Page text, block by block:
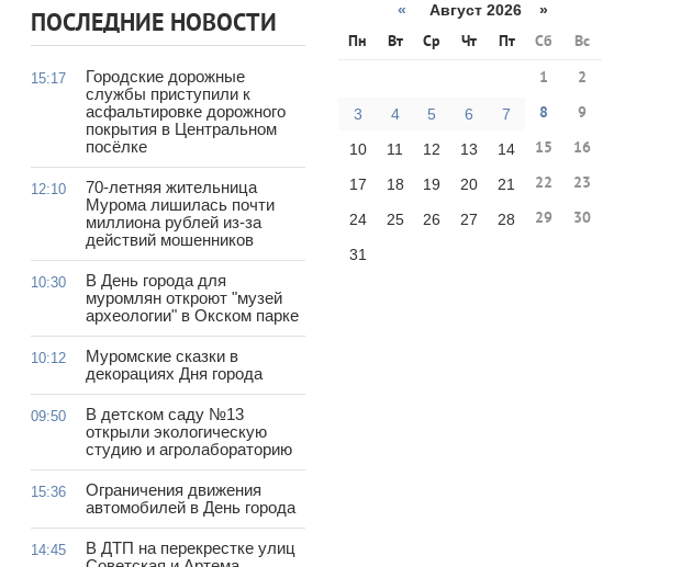
ПОСЛЕДНИЕ НОВОСТИ
15:17
Городские дорожные
службы приступили к
асфальтировке дорожного
покрытия в Центральном
посёлке
12:10
70-летняя жительница
Мурома лишилась почти
миллиона рублей из-за
действий мошенников
10:30
В День города для
муромлян откроют "музей
археологии" в Окском парке
10:12
Муромские сказки в
декорациях Дня города
09:50
В детском саду №13
открыли экологическую
студию и агролабораторию
15:36
Ограничения движения
автомобилей в День города
14:45
В ДТП на перекрестке улиц
« Август 2026 »
Пн Вт Ср Чт Пт Сб
Вс
1
2
3 4 5 6 7 8 9
10 11 12 13 14 15 16
17 18 19 20 21 22 23
24 25 26 27 28 29 30
31